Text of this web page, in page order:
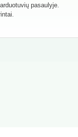
pasaulyje.